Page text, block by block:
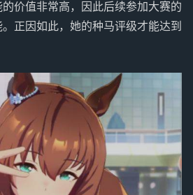
价值非常高，因此后续参加大赛的
正因如此，她的种马评级才能达到